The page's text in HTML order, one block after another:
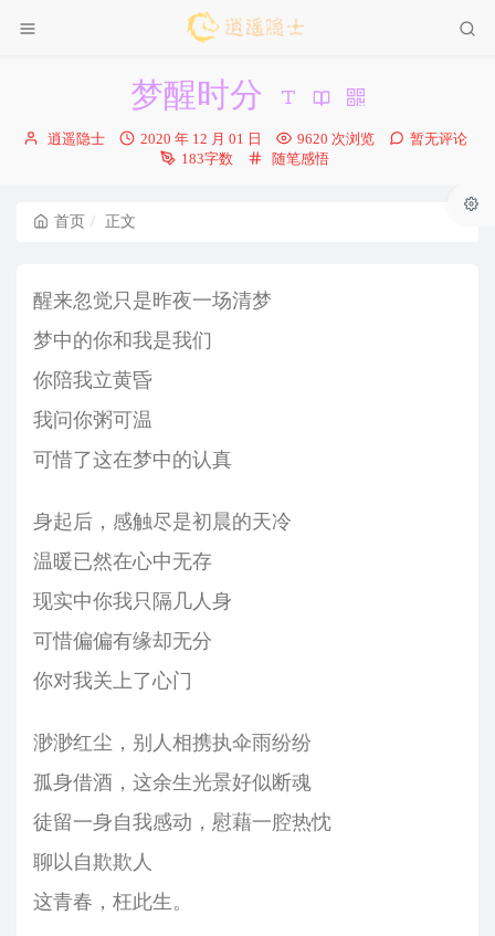
梦醒时分
博
逍遥隐士
发
2020 年 12 月 01 日 9620 次浏览
暂无评论
183字数
分
随笔感悟
首页 正文
醒来忽觉只是昨夜一场清梦
梦中的你和我是我们
你陪我立黄昏
我问你粥可温
可惜了这在梦中的认真
身起后，感触尽是初晨的天冷
温暖已然在心中无存
现实中你我只隔几人身
可惜偏偏有缘却无分
你对我关上了心门
渺渺红尘，别人相携执伞雨纷纷
孤身借酒，这余生光景好似断魂
徒留一身自我感动，慰藉一腔热忱
聊以自欺欺人
这青春，枉此生。